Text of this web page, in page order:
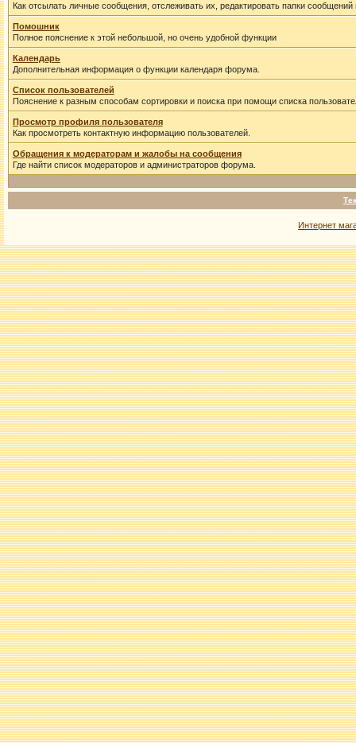
Как отсылать личные сообщения, отслеживать их, редактировать папки
Помошник
Полное пояснение к этой небольшой, но очень удобной функции
Календарь
Дополнительная информация о функции календаря форума.
Список пользователей
Пояснение к разным способам сортировки и поиска при помощи списка
Просмотр профиля пользователя
Как просмотреть контактную информацию пользователей.
Обращения к модераторам и жалобы на сообщения
Где найти список модераторов и администраторов форума.
Интернет